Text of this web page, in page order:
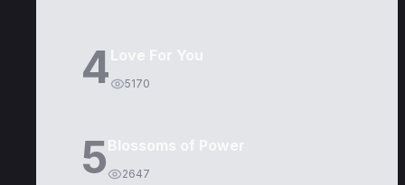
4 5170
5 2647